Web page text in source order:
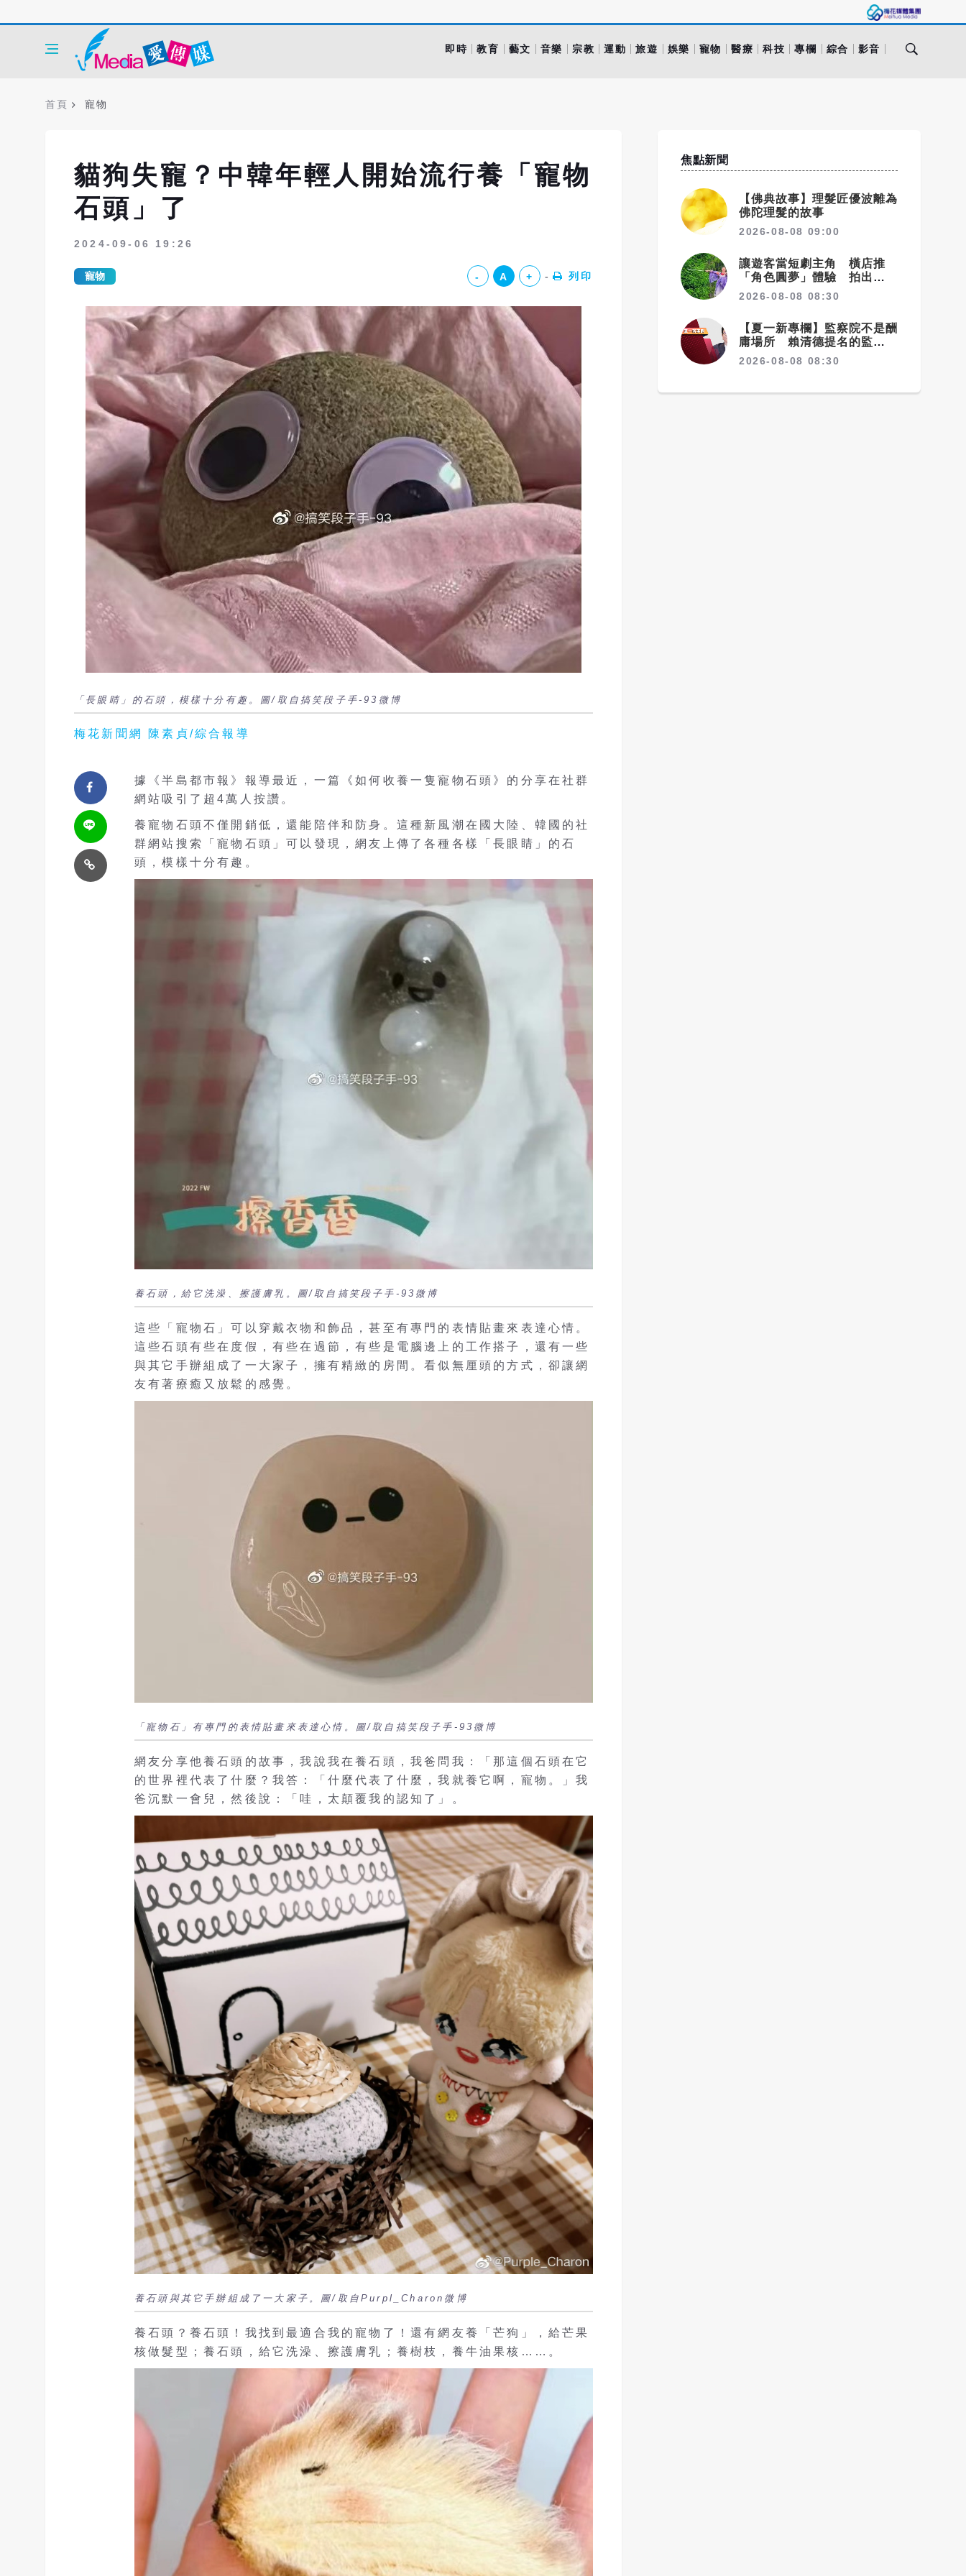
即時 教育 藝文 音樂 宗教 運動 旅遊 娛樂 寵物 醫療 科技 專欄 綜合 影音
首頁 寵物
貓狗失寵？中韓年輕人開始流行養「寵物
石頭」了
2024-09-06 19:26
寵物 - A + 列印
「長眼睛」的石頭，模樣十分有趣。圖/取自搞笑段子手-93微博
梅花新聞網 陳素貞/綜合報導
據《半島都市報》報導最近，一篇《如何收養一隻寵物石頭》的分享在社群
網站吸引了超4萬人按讚。
養寵物石頭不僅開銷低，還能陪伴和防身。這種新風潮在國大陸、韓國的社
群網站搜索「寵物石頭」可以發現，網友上傳了各種各樣「長眼睛」的石
頭，模樣十分有趣。
養石頭，給它洗澡、擦護膚乳。圖/取自搞笑段子手-93微博
這些「寵物石」可以穿戴衣物和飾品，甚至有專門的表情貼畫來表達心情。
這些石頭有些在度假，有些在過節，有些是電腦邊上的工作搭子，還有一些
與其它手辦組成了一大家子，擁有精緻的房間。看似無厘頭的方式，卻讓網
友有著療癒又放鬆的感覺。
「寵物石」有專門的表情貼畫來表達心情。圖/取自搞笑段子手-93微博
網友分享他養石頭的故事，我說我在養石頭，我爸問我：「那這個石頭在它
的世界裡代表了什麼？我答：「什麼代表了什麼，我就養它啊，寵物。」我
爸沉默一會兒，然後說：「哇，太顛覆我的認知了」。
養石頭與其它手辦組成了一大家子。圖/取自Purpl_Charon微博
養石頭？養石頭！我找到最適合我的寵物了！還有網友養「芒狗」，給芒果
核做髮型；養石頭，給它洗澡、擦護膚乳；養樹枝，養牛油果核……。
焦點新聞
【佛典故事】理髮匠優波離為
佛陀理髮的故事
2026-08-08 09:00
讓遊客當短劇主角 橫店推
「角色圓夢」體驗 拍出文旅
新商機
2026-08-08 08:30
【夏一新專欄】監察院不是酬
庸場所 賴清德提名的監委適
任嗎？
2026-08-08 08:30